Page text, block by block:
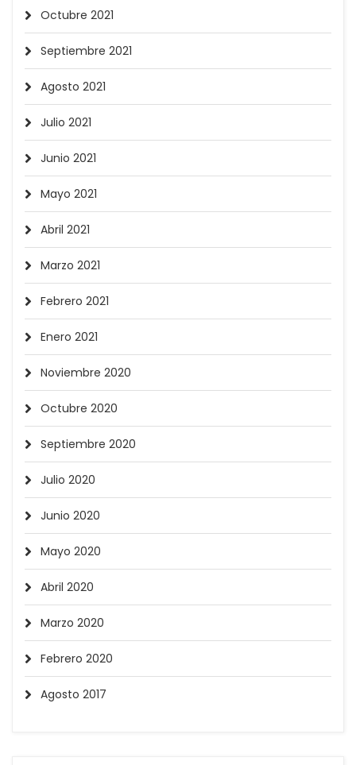
Octubre 2021
Septiembre 2021
Agosto 2021
Julio 2021
Junio 2021
Mayo 2021
Abril 2021
Marzo 2021
Febrero 2021
Enero 2021
Noviembre 2020
Octubre 2020
Septiembre 2020
Julio 2020
Junio 2020
Mayo 2020
Abril 2020
Marzo 2020
Febrero 2020
Agosto 2017